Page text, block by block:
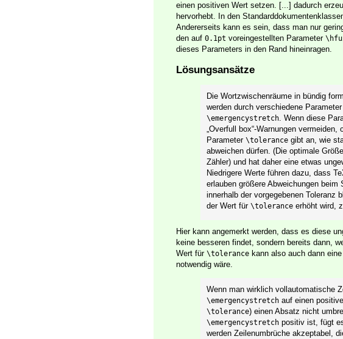
einen positiven Wert setzen. [...] dadurch
hervorhebt. In den
Andererseits kann es sein, dass man nur
den auf 0.1pt voreingestellten Parameter
dieses Parameters in den Rand hineinragen.
Lösungsansätze
Die Wortzwischenräume in bündig
werden durch verschiedene
\emergencystretch. Wenn diese
„Overfull box“-Warnungen
Parameter \tolerance gibt an, wie
abweichen dürfen. (Die optimale
Zähler) und hat daher eine etwas
Niedrigere Werte führen dazu, dass
erlauben größere Abweichungen
innerhalb der vorgegebenen Toleranz
der Wert für \tolerance erhöht wird,
Hier kann angemerkt werden, dass es diese
keine besseren findet, sondern bereits dann,
Wert für \tolerance kann also auch dann
notwendig wäre.
Wenn man wirklich vollautomatische
\emergencystretch auf einen
\tolerance) einen Absatz nicht
\emergencystretch positiv ist, fügt
werden Zeilenumbrüche akzeptabel,